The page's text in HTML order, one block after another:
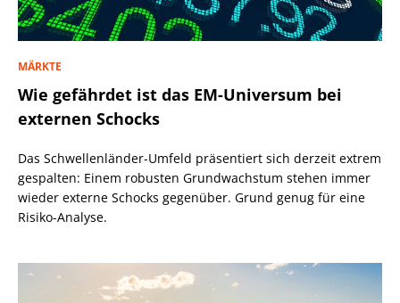
MÄRKTE
Wie gefährdet ist das EM-Universum bei
externen Schocks
Das Schwellenländer-Umfeld präsentiert sich derzeit extrem
gespalten: Einem robusten Grundwachstum stehen immer
wieder externe Schocks gegenüber. Grund genug für eine
Risiko-Analyse.